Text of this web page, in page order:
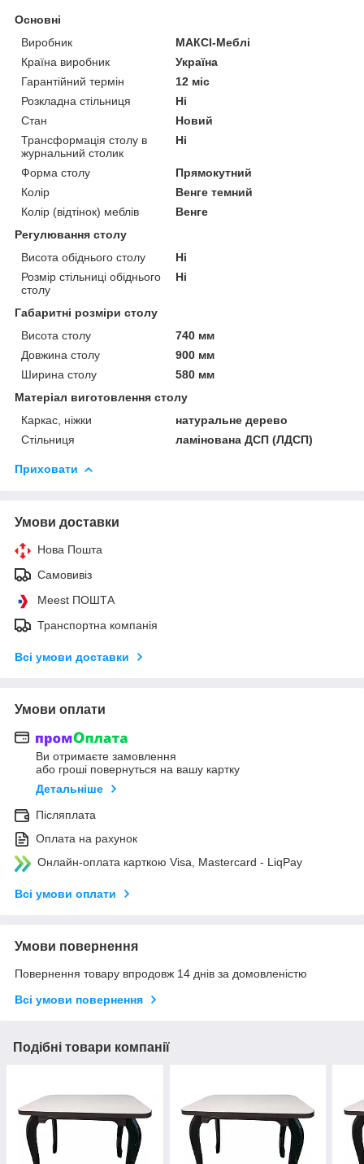
Основні
Виробник
МАКСІ-Меблі
Країна виробник
Україна
Гарантійний термін
12 міс
Розкладна стільниця
Ні
Стан
Новий
Трансформація столу в
журнальний столик
Ні
Форма столу
Прямокутний
Колір
Венге темний
Колір (відтінок) меблів
Венге
Регулювання столу
Висота обіднього столу
Ні
Розмір стільниці обіднього
столу
Ні
Габаритні розміри столу
Висота столу
740 мм
Довжина столу
900 мм
Ширина столу
580 мм
Матеріал виготовлення столу
Каркас, ніжки
натуральне дерево
Стільниця
ламінована ДСП (ЛДСП)
Приховати
Умови доставки
Нова Пошта
Самовивіз
Meest ПОШТА
Транспортна компанія
Всі умови доставки
Умови оплати
Ви отримаєте замовлення
або гроші повернуться на вашу картку
Детальніше
Післяплата
Оплата на рахунок
Онлайн-оплата карткою Visa, Mastercard - LiqPay
Всі умови оплати
Умови повернення
Повернення товару впродовж 14 днів за домовленістю
Всі умови повернення
Подібні товари компанії